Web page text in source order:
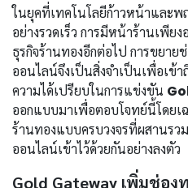
ในยุคที่เทคโนโลยีก้าวหน้าและ
อย่างรวดเร็ว การมีหน้าร้านเพีย
ธุรกิจร้านทองอีกต่อไป การขยา
ออนไลน์จึงเป็นสิ่งจำเป็นเพื่อเข้
ความได้เปรียบในการแข่งขัน
ออกแบบมาเพื่อตอบโจทย์นี้โดยเ
ร้านทองแบบครบวงจรที่ผสานรว
ออนไลน์เข้าไว้ด้วยกันอย่างลงตัว
Gold Gateway เพิ่มช่อ